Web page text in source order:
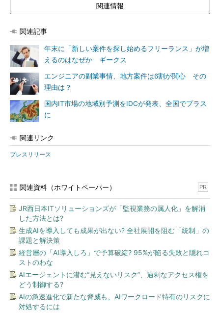
関連情報
関連記事
年末に「新しい案件を探し始めるフリーランス」が増
えるのはなぜか ギークス
エンジニアの副業事情、地方案件は6割が関心 その
理由は？
国内IT市場の地域別予測をIDCが発表、全国でプラス
に
関連リンク
プレスリリース
関連資料（ホワイトペーパー） PR
JR西日本ITソリューションズが「監視業務の属人化」を解消
した方法とは?
生成AIを導入しても成果が出ない? 全社展開を阻む「統制」の
課題と解決策
経営層の「AI導入しろ」で予算破綻? 95%が陥る失敗と隠れコ
ストのわな
AIエージェントに潜む“見えないリスク”、過剰なアクセス権を
どう制御する?
AIの急速進化で新たな脅威も、AIワークロード特有のリスクに
対処するには